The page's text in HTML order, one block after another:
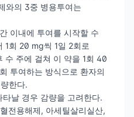
와의 3중 병용투여는
이내에 투여를 시작할 수
1회 20 mg씩 1일 2회로
수 주에 걸쳐 이 약을 1회 40
투여하는 방식으로 환자의
한다.
날 경우 감량을 고려한다.
전용해제, 아세틸살리실산,